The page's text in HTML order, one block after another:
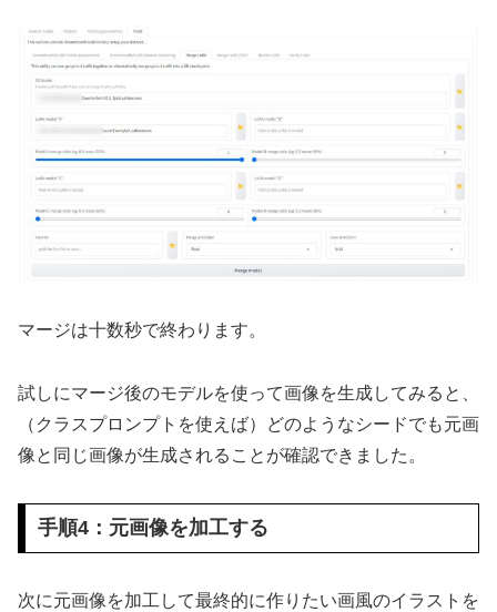
マージは十数秒で終わります。
試しにマージ後のモデルを使って画像を生成してみると、
（クラスプロンプトを使えば）どのようなシードでも元画
像と同じ画像が生成されることが確認できました。
手順4：元画像を加工する
次に元画像を加工して最終的に作りたい画風のイラストを